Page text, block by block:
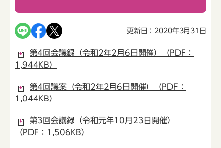
更新日：2020年3月31日
第4回会議録（令和2年2月6日開催）（PDF：
1,944KB）
第4回議案（令和2年2月6日開催）（PDF：
1,044KB）
第3回会議録（令和元年10月23日開催）
（PDF：1,506KB）